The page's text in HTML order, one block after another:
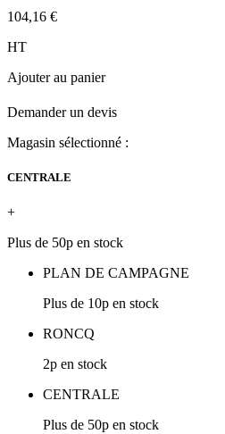
104,16 €
HT
Ajouter au panier
Demander un devis
Magasin sélectionné :
CENTRALE
+
Plus de 50p en stock
PLAN DE CAMPAGNE
Plus de 10p en stock
RONCQ
2p en stock
CENTRALE
Plus de 50p en stock